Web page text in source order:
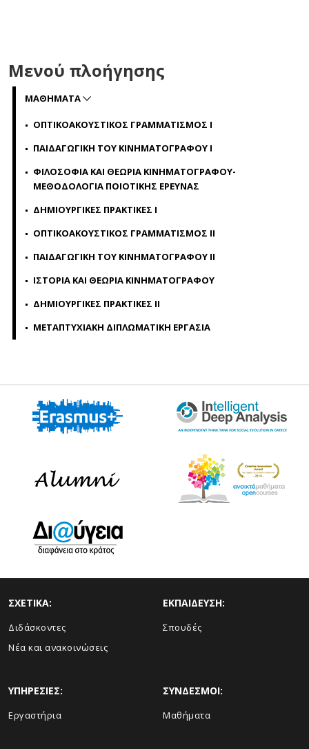
Μενού πλοήγησης
ΜΑΘΗΜΑΤΑ
ΟΠΤΙΚΟΑΚΟΥΣΤΙΚΟΣ ΓΡΑΜΜΑΤΙΣΜΟΣ Ι
ΠΑΙΔΑΓΩΓΙΚΗ ΤΟΥ ΚΙΝΗΜΑΤΟΓΡΑΦΟΥ Ι
ΦΙΛΟΣΟΦΙΑ ΚΑΙ ΘΕΩΡΙΑ ΚΙΝΗΜΑΤΟΓΡΑΦΟΥ-
ΜΕΘΟΔΟΛΟΓΙΑ ΠΟΙΟΤΙΚΗΣ ΕΡΕΥΝΑΣ
ΔΗΜΙΟΥΡΓΙΚΕΣ ΠΡΑΚΤΙΚΕΣ Ι
ΟΠΤΙΚΟΑΚΟΥΣΤΙΚΟΣ ΓΡΑΜΜΑΤΙΣΜΟΣ ΙI
ΠΑΙΔΑΓΩΓΙΚΗ ΤΟΥ ΚΙΝΗΜΑΤΟΓΡΑΦΟΥ ΙΙ
ΙΣΤΟΡΙΑ ΚΑΙ ΘΕΩΡΙΑ ΚΙΝΗΜΑΤΟΓΡΑΦΟΥ
ΔΗΜΙΟΥΡΓΙΚΕΣ ΠΡΑΚΤΙΚΕΣ ΙI
ΜΕΤΑΠΤΥΧΙΑΚΗ ΔΙΠΛΩΜΑΤΙΚΗ ΕΡΓΑΣΙΑ
ΣΧΕΤΙΚΑ:
Διδάσκοντες
Νέα και ανακοινώσεις
ΕΚΠΑΙΔΕΥΣΗ:
Σπουδές
ΥΠΗΡΕΣΙΕΣ:
Εργαστήρια
ΣΥΝΔΕΣΜΟΙ:
Μαθήματα